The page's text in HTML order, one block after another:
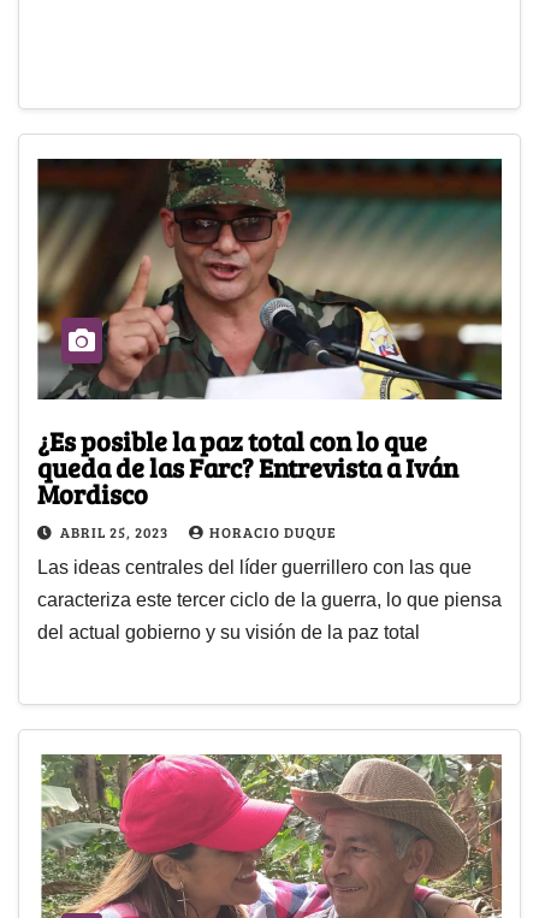
¿Es posible la paz total con lo que
queda de las Farc? Entrevista a Iván
Mordisco
ABRIL 25, 2023 HORACIO DUQUE
Las ideas centrales del líder guerrillero con las que
caracteriza este tercer ciclo de la guerra, lo que piensa
del actual gobierno y su visión de la paz total